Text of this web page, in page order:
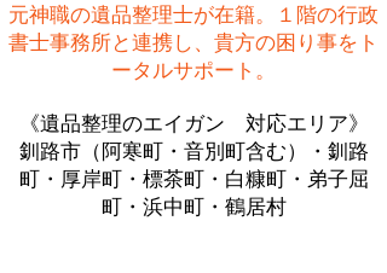
​元神職の遺品整理士が在籍。１階の行政
書士事務所と連携し、貴方の困り事をト
ータルサポート。
《遺品整理のエイガン 対応エリア》
釧路市（阿寒町・音別町含む）・釧路
町・厚岸町・標茶町・白糠町・弟子屈
町・浜中町・鶴居村